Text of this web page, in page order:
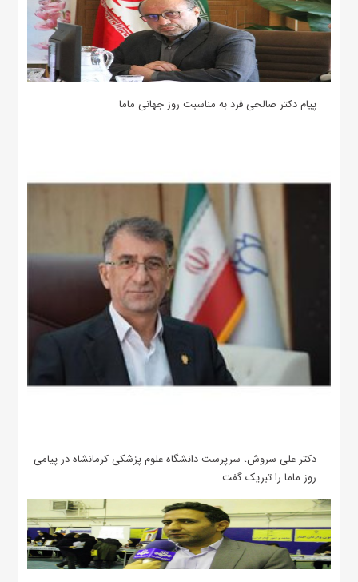
پیام دکتر صالحی فرد به مناسبت روز جهانی ماما
دکتر علی سروش، سرپرست دانشگاه علوم پزشکی کرمانشاه در پیامی
روز ماما را تبریک گفت